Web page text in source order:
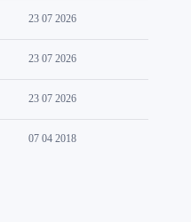
23 07 2026
23 07 2026
23 07 2026
07 04 2018